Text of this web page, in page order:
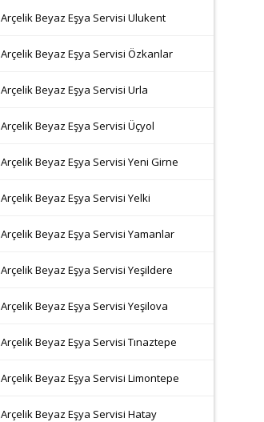
Arçelik Beyaz Eşya Servisi Ulukent
Arçelik Beyaz Eşya Servisi Özkanlar
Arçelik Beyaz Eşya Servisi Urla
Arçelik Beyaz Eşya Servisi Üçyol
Arçelik Beyaz Eşya Servisi Yeni Girne
Arçelik Beyaz Eşya Servisi Yelki
Arçelik Beyaz Eşya Servisi Yamanlar
Arçelik Beyaz Eşya Servisi Yeşildere
Arçelik Beyaz Eşya Servisi Yeşilova
Arçelik Beyaz Eşya Servisi Tınaztepe
Arçelik Beyaz Eşya Servisi Limontepe
Arçelik Beyaz Eşya Servisi Hatay